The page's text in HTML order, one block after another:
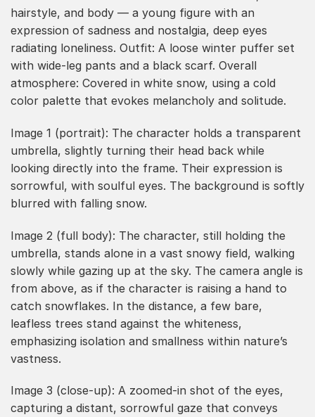
hairstyle, and body — a young figure with an
expression of sadness and nostalgia, deep eyes
radiating loneliness. Outfit: A loose winter puffer set
with wide-leg pants and a black scarf. Overall
atmosphere: Covered in white snow, using a cold
color palette that evokes melancholy and solitude.
Image 1 (portrait): The character holds a transparent
umbrella, slightly turning their head back while
looking directly into the frame. Their expression is
sorrowful, with soulful eyes. The background is softly
blurred with falling snow.
Image 2 (full body): The character, still holding the
umbrella, stands alone in a vast snowy field, walking
slowly while gazing up at the sky. The camera angle is
from above, as if the character is raising a hand to
catch snowflakes. In the distance, a few bare,
leafless trees stand against the whiteness,
emphasizing isolation and smallness within nature’s
vastness.
Image 3 (close-up): A zoomed-in shot of the eyes,
capturing a distant, sorrowful gaze that conveys